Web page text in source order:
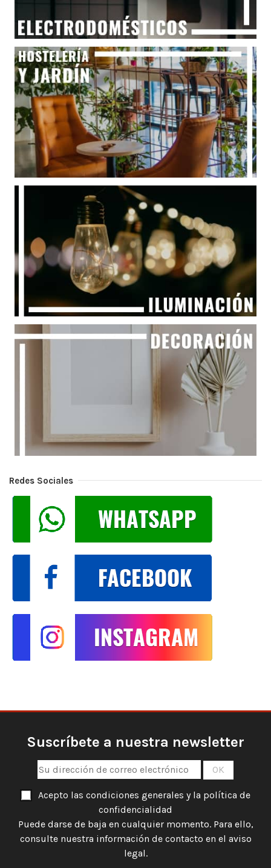
Redes Sociales
Suscríbete a nuestra newsletter
Acepto las condiciones generales y la política de
confidencialidad
Puede darse de baja en cualquier momento. Para ello,
consulte nuestra información de contacto en el aviso
legal.